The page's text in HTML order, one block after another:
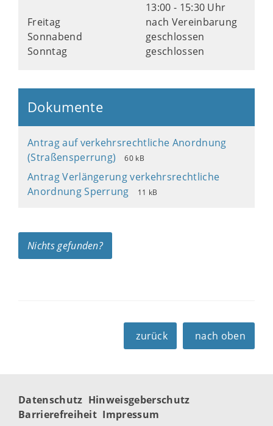
13:00 - 15:30 Uhr
Freitag
nach Vereinbarung
Sonnabend
geschlossen
Sonntag
geschlossen
Dokumente
Antrag auf verkehrsrechtliche Anordnung
(Straßensperrung)
60 kB
Antrag Verlängerung verkehrsrechtliche
Anordnung Sperrung
11 kB
Nichts gefunden?
zurück nach oben
Datenschutz Hinweisgeberschutz
Barrierefreiheit Impressum